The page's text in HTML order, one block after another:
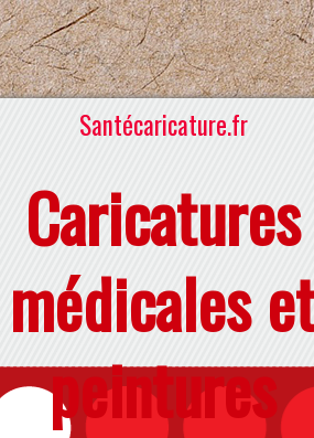
Santécaricature.fr
Caricatures
médicales
peintures